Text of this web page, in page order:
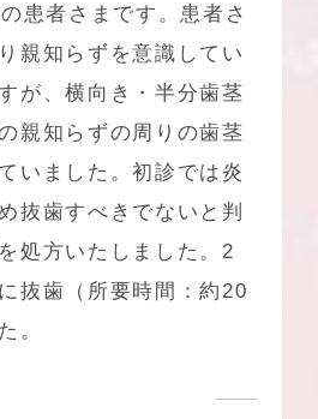
患者さまです。患者さ
親知らずを意識してい
が、横向き・半分歯茎
親知らずの周りの歯茎
いました。初診では炎
抜歯すべきでないと判
処方いたしました。2
抜歯（所要時間：約20
。